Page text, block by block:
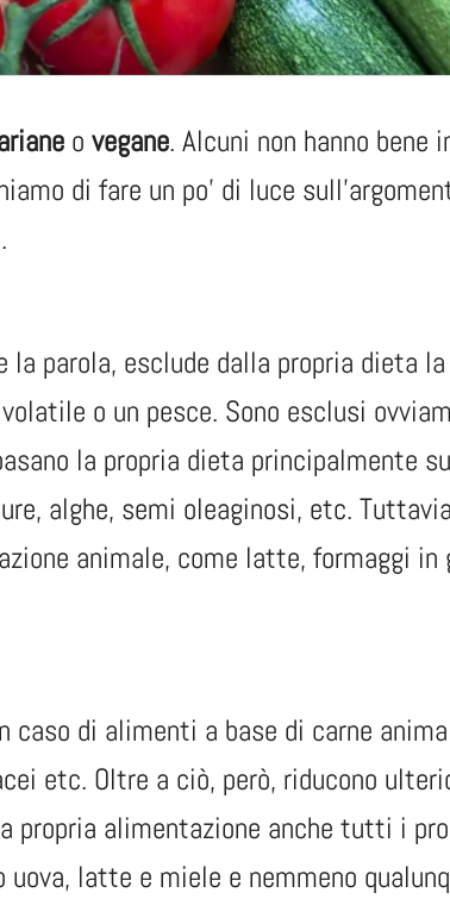
o vegane. Alcuni non hanno bene
di fare un po’ di luce
la parola, esclude dalla propria dieta
o un pesce. Sono esclusi
la propria dieta principalmente
alghe, semi oleaginosi, etc. Tuttavia
animale, come latte, formaggi in
caso di alimenti a base di carne
etc. Oltre a ciò, però, riducono
propria alimentazione anche tutti i
uova, latte e miele e nemmeno